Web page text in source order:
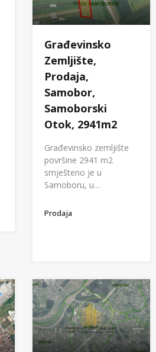
Građevinsko
Zemljište,
Prodaja,
Samobor,
Samoborski
Otok, 2941m2
Građevinsko zemljište
površine 2941 m2
smješteno je u
Samoboru, u…
Prodaja